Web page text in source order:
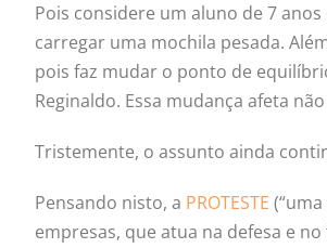
Pois considere um aluno de 7
carregar uma mochila pesada.
pois faz mudar o ponto de
Reginaldo. Essa mudança afeta
Tristemente, o assunto ainda
Pensando nisto, a PROTESTE
empresas, que atua na defesa e